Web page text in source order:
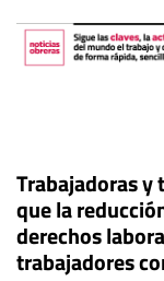
Trabajadoras
que la
derechos
trabajadores